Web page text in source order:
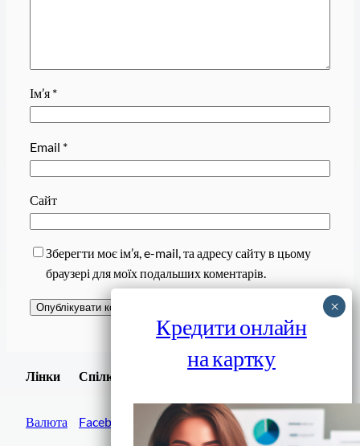
Ім’я *
Email *
Сайт
Зберегти моє ім’я, e-mail, та адресу сайту в цьому
браузері для моїх подальших коментарів.
Лінки
Валюта
Спілки
Facebook
Завантажити
Кредити онлайн
на картку